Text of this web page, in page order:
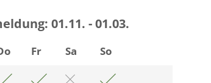
01.11. - 01.03.
Fr Sa
So